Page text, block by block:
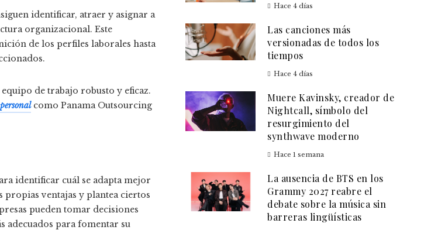
identificar, atraer y asignar a
organizacional. Este
de los perfiles laborales hasta
de trabajo robusto y eficaz.
como Panama Outsourcing
identificar cuál se adapta mejor
propias ventajas y plantea ciertos
pueden tomar decisiones
adecuados para fomentar su
Hace 4 días
Las canciones más
versionadas de todos los
tiempos
Hace 4 días
Muere Kavinsky, creador de
Nightcall, símbolo del
resurgimiento del
synthwave moderno
Hace 1 semana
La ausencia de BTS en los
Grammy 2027 reabre el
debate sobre la música sin
barreras lingüísticas